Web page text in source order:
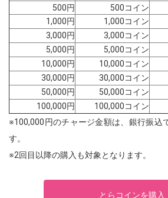
500円
500コイン
1,000円
1,000コイン
3,000円
3,000コイン
5,000円
5,000コイン
10,000円
10,000コイン
30,000円
30,000コイン
50,000円
50,000コイン
100,000円
100,000コイン
※100,000円のチャージ金額は、銀行振込
す。
※2回目以降の購入も対象となります。
とらコインを購入